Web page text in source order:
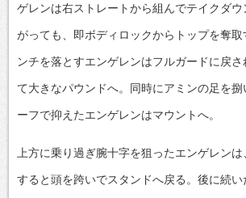
ゲレンは右ストレートから組んでテイクダウ
がっても、即ボディロックからトップを奪
ンチを落とすエンゲレンはフルガードに戻
て大きなパウンドへ。同時にアミンの足を
ーフで抑えたエンゲレンはマウントへ。
上方に乗り過ぎ腕十字を狙ったエンゲレン
すると頭を跨いでスタンドへ戻る。後に続い